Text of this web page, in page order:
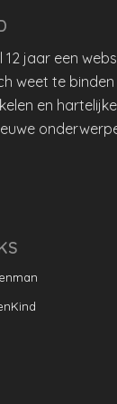
12 jaar een
weet te
en